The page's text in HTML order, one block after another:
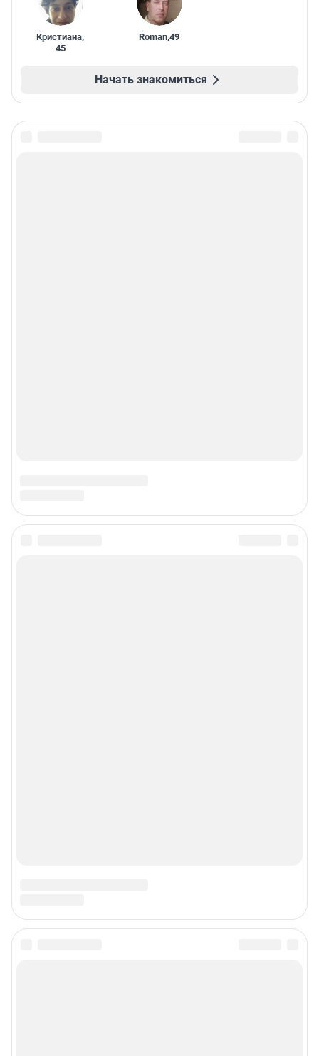
Кристиана,
45
Roman,49
Начать знакомиться